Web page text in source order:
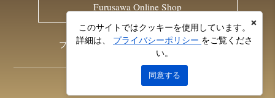
Furusawa Online Shop
プライバシーポリシー お問い合わせ
© 2026 Furusawa Sake Brewery Co., Ltd.
このサイトではクッキーを使用しています。
詳細は、 プライバシーポリシー をご覧くださ
い。
同意する
×